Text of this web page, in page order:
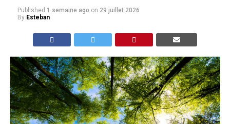
Published 1 semaine ago on 29 juillet 2026
By Esteban